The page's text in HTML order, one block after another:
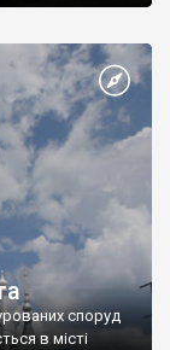
споруд
в місті